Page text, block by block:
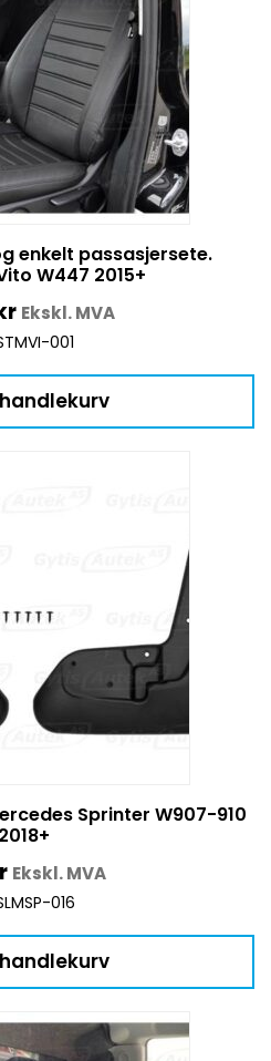
enkelt passasjersete.
W447 2015+
Ekskl. MVA
001
Sprinter W907-910
2018+
Ekskl. MVA
016